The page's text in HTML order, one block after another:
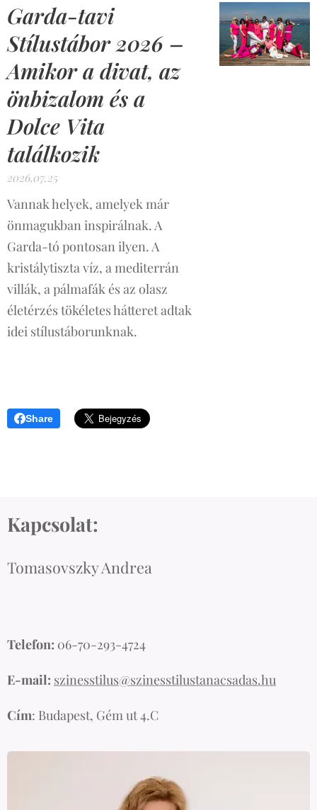
Garda-tavi
Stílustábor 2026 –
Amikor a divat, az
önbizalom és a
Dolce Vita
találkozik
2026.07.25
Vannak helyek, amelyek már
önmagukban inspirálnak. A
Garda-tó pontosan ilyen. A
kristálytiszta víz, a mediterrán
villák, a pálmafák és az olasz
életérzés tökéletes hátteret adtak
idei stílustáborunknak.
Share
Kapcsolat:
Tomasovszky Andrea
Telefon: 06-70-293-4724
E-mail: szinesstilus@szinesstilustanacsadas.hu
Cím: Budapest, Gém ut 4.C